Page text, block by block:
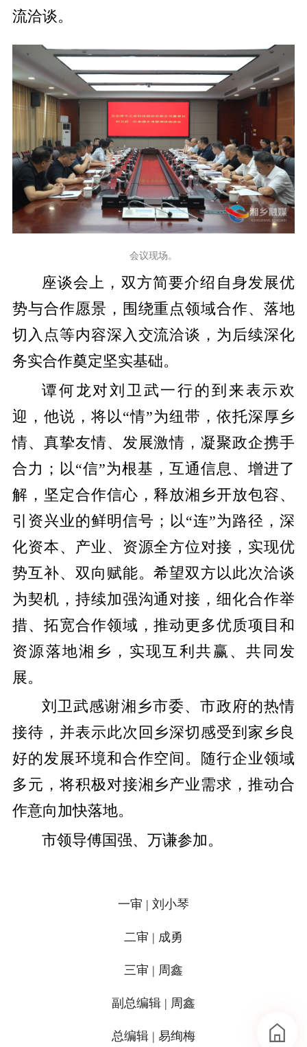
流洽谈。
会议现场。
座谈会上，双方简要介绍自身发展优
势与合作愿景，围绕重点领域合作、落地
切入点等内容深入交流洽谈，为后续深化
务实合作奠定坚实基础。
谭何龙对刘卫武一行的到来表示欢
迎，他说， 将 以“情”为纽带，依托深厚乡
情、真挚友情、发展激情，凝聚政企携手
合力；以“信”为根基，互通信息、增进了
解，坚定合作信心，释放湘乡开放包容、
引资兴业的鲜明信号；以“连”为路径，深
化资本、产业、资源全方位对接，实现优
势互补、双向赋能。希望双方以此次洽谈
为契机，持续加强沟通对接，细化合作举
措、拓宽合作领域，推动更多优质项目和
资源落地湘乡，实现互利共赢、共同发
展。
刘卫武感谢湘乡市委、市政府的热情
接待，并表示此次回乡深切感受到家乡良
好的发展环境和合作空间。随行企业领域
多元，将积极对接湘乡产业需求，推动合
作意向加快落地。
市领导傅国强、万谦参加。
一审 | 刘小琴
二审 | 成勇
三审 | 周鑫
副总编辑 | 周鑫
总编辑 | 易绚梅